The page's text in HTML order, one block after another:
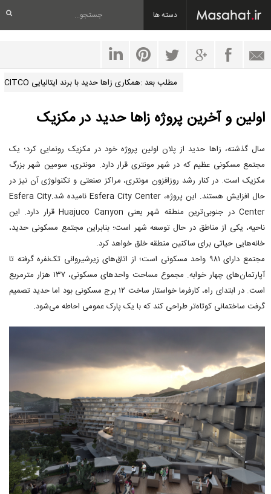
دسته ها
مطلب بعد :همکاری زاها حدید با برند ایتالیایی CITCO
اولین و آخرین پروژه زاها حدید در مکزیک
سال گذشته، زاها حدید از پلان اولین پروژه خود در مکزیک رونمایی کرد؛ یک
مجتمع مسکونی عظیم که در شهر مونتری قرار دارد. مونتری، سومین شهر بزرگ
مکزیک است. در کنار رشد روزافزون مونتری، مراکز صنعتی و تکنولوژی آن نیز در
حال افزایش هستند. این پروژه، Esfera City Center نامیده شد.Esfera City
Center در جنوبی‌ترین منطقه شهر یعنی Huajuco Canyon قرار دارد. این
ناحیه، یکی از مناطق در حال توسعه شهر است؛ بنابراین مجتمع مسکونی حدید،
خانه‌هایی حیاتی برای ساکنین منطقه خلق خواهد کرد.
مجتمع دارای ۹۸۱ واحد مسکونی است؛ از اتاق‌های زیرشیروانی تک‌نفره گرفته تا
آپارتمان‌های چهار خوابه. مجموع مساحت واحدهای مسکونی، ۱۳۷ هزار مترمربع
است. در ابتدای راه، کارفرما خواستار ساخت ۱۲ برج مسکونی بود اما حدید تصمیم
گرفت ساختمانی کوتاه‌تر طراحی کند که با یک پارک عمومی احاطه می‌شود.